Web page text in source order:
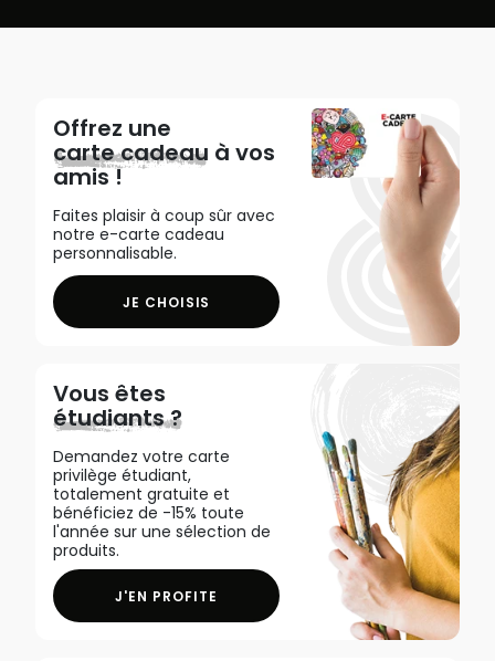
Offrez une
carte cadeau à vos
amis !
Faites plaisir à coup sûr avec
notre e-carte cadeau
personnalisable.
JE CHOISIS
Vous êtes
étudiants ?
Demandez votre carte
privilège étudiant,
totalement gratuite et
bénéficiez de -15% toute
l'année sur une sélection de
produits.
J'EN PROFITE